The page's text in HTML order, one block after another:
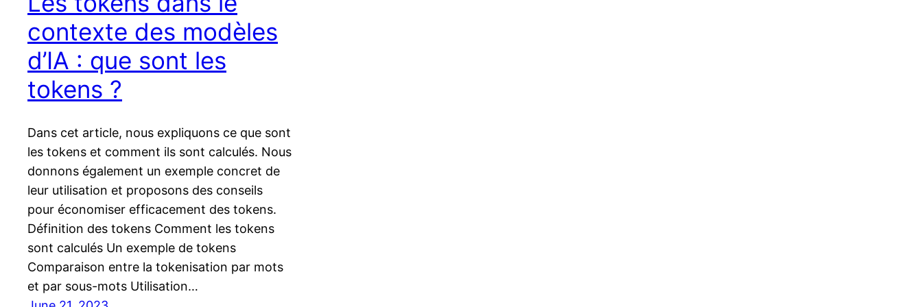
contexte des modèles
d’IA : que sont les
tokens ?
Dans cet article, nous expliquons ce que sont
les tokens et comment ils sont calculés. Nous
donnons également un exemple concret de
leur utilisation et proposons des conseils
pour économiser efficacement des tokens.
Définition des tokens Comment les tokens
sont calculés Un exemple de tokens
Comparaison entre la tokenisation par mots
et par sous-mots Utilisation…